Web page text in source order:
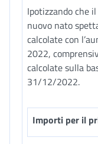
Ipotizzando che
nuovo nato
calcolate con
2022,
calcolate sulla
31/12/2022.
Importi per il